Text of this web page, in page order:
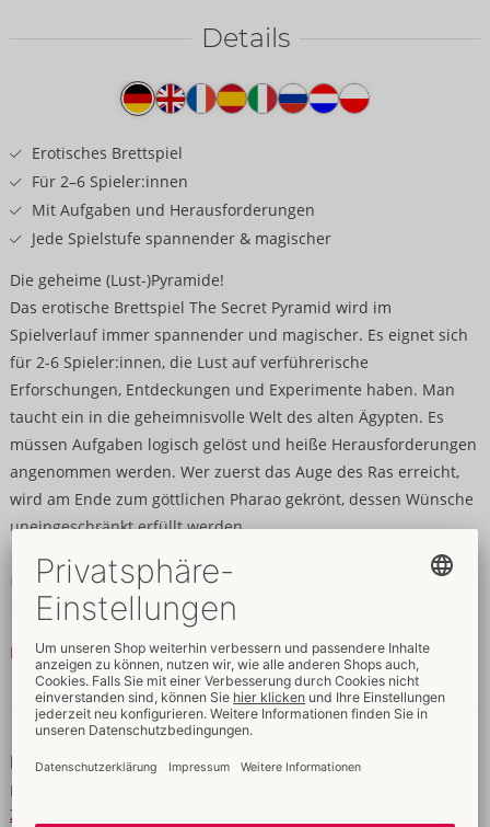
Details
Produkttext
Erotisches Brettspiel
Für 2–6 Spieler:innen
Mit Aufgaben und Herausforderungen
Jede Spielstufe spannender & magischer
Die geheime (Lust-)Pyramide!
Das erotische Brettspiel The Secret Pyramid wird im
Spielverlauf immer spannender und magischer. Es eignet sich
für 2-6 Spieler:innen, die Lust auf verführerische
Erforschungen, Entdeckungen und Experimente haben. Man
taucht ein in die geheimnisvolle Welt des alten Ägypten. Es
müssen Aufgaben logisch gelöst und heiße Herausforderungen
angenommen werden. Wer zuerst das Auge des Ras erreicht,
wird am Ende zum göttlichen Pharao gekrönt, dessen Wünsche
uneingeschränkt erfüllt werden.
Erotisches Brettspiel für 2–6 Spieler:innen.
Inhalt: Spielbrett, Booklet mit 69 Aufgaben und
Inklusive Spielanleitung (DE, ES, EN, FR, NL, PT, IT).
Um direkt ins Abenteuer zu starten, sollten vor Spielbeginn
Taschentücher, Krawatten oder Schals, Eis, Getränke und
Gleitmittel.
Mehr lesen
Daten & Eigenschaften
Daten
Material:
Zur Materialkunde